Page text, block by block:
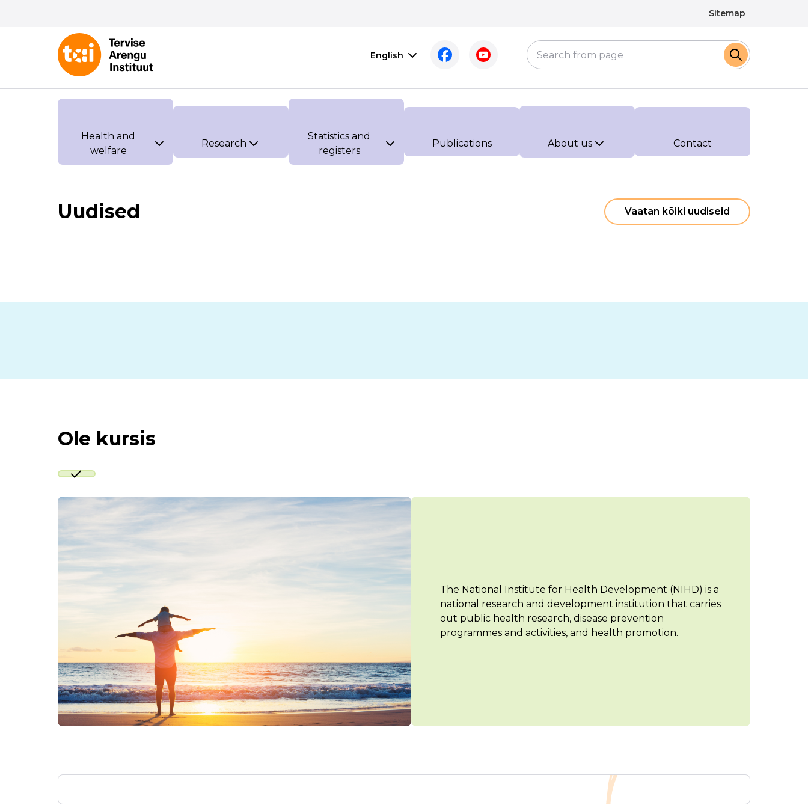
Sitemap
English
Health and
welfare
Research
Statistics and
registers
Publications About us Contact
Uudised Vaatan kõiki uudiseid
Ole kursis
The National Institute for Health Development (NIHD) is a
national research and development institution that carries
out public health research, disease prevention
programmes and activities, and health promotion.